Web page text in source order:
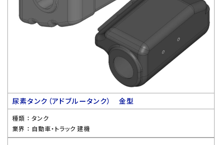
尿素タンク（アドブルータンク） 金型
種類 ： タンク
業界 ： 自動車・トラック 建機